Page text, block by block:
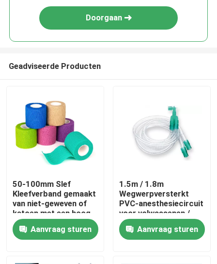
Thuis
Producten
Doorgaan
Geadviseerde Producten
50-100mm Slef
Kleefverband gemaakt
van niet-geweven of
katoen met een hoog
elastisch weefsel voor
chirurgie aangepaste
grootte kleur
Aanvraag sturen
1.5m / 1.8m
Wegwerpversterkt
PVC-anesthesiecircuit
voor volwassenen /
kinderen
Aanvraag sturen